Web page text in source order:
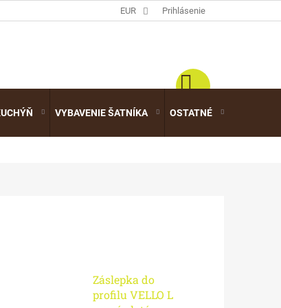
EUR Prihlásenie
VYBAVENIE ŠATNÍKA OSTATNÉ
Záslepka do
profilu VELLO L